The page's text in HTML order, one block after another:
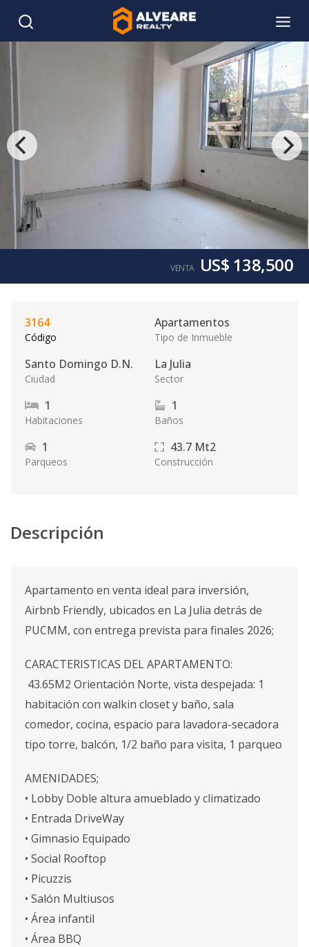
VENTA US$ 138,500
3164
Código
Apartamentos
Tipo de Inmueble
Santo Domingo D.N.
Ciudad
La Julia
Sector
1
Habitaciones
1
Baños
1
Parqueos
43.7 Mt2
Construcción
Descripción
Apartamento en venta ideal para inversión,
Airbnb Friendly, ubicados en La Julia detrás de
PUCMM, con entrega prevista para finales 2026;
CARACTERISTICAS DEL APARTAMENTO:
43.65M2 Orientación Norte, vista despejada: 1
habitación con walkin closet y baño, sala
comedor, cocina, espacio para lavadora-secadora
tipo torre, balcón, 1/2 baño para visita, 1 parqueo
AMENIDADES;
• Lobby Doble altura amueblado y climatizado
• Entrada DriveWay
• Gimnasio Equipado
• Social Rooftop
• Picuzzis
• Salón Multiusos
• Área infantil
• Área BBQ